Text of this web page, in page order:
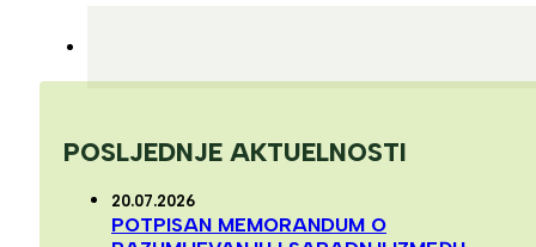
POSLJEDNJE AKTUELNOSTI
20.07.2026
POTPISAN MEMORANDUM O